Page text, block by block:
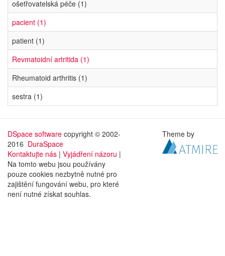
ošetřovatelská péče (1)
pacient (1)
patient (1)
Revmatoidní artritida (1)
Rheumatoid arthritis (1)
sestra (1)
DSpace software copyright © 2002-
2016 DuraSpace
Kontaktujte nás | Vyjádření názoru |
Na tomto webu jsou používány
pouze cookies nezbytně nutné pro
zajištění fungování webu, pro které
není nutné získat souhlas.
Theme by